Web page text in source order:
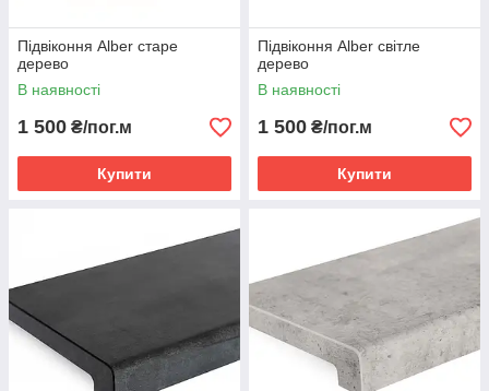
Підвіконня Alber старе
дерево
В наявності
1 500 ₴/пог.м
Купити
Підвіконня Alber світле
дерево
В наявності
1 500 ₴/пог.м
Купити